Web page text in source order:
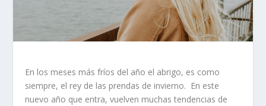
En los meses más fríos del año el abrigo, es como
siempre, el rey de las prendas de invierno. En este
nuevo año que entra, vuelven muchas tendencias de